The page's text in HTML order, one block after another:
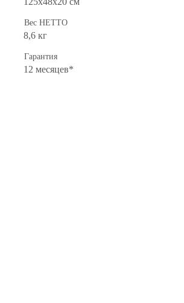
Вес НЕТТО
8,6 кг
Гарантия
12 месяцев*